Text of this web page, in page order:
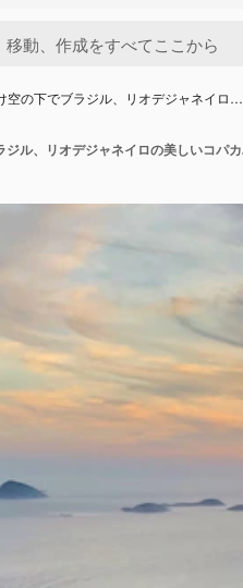
空の下でブラジル、リオデジャネイロ…